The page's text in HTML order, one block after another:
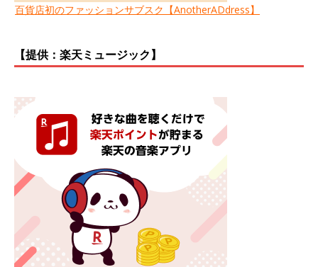
百貨店初のファッションサブスク【AnotherADdress】
【提供：楽天ミュージック】